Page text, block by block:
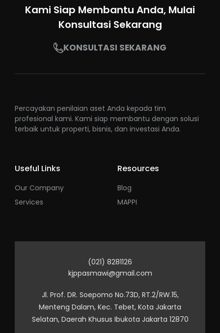
Kami Siap Membantu Anda, Mulai
Konsultasi Sekarang
KONSULTASI SEKARANG
Percayakan penilaian aset Anda kepada tim
profesional kami. Kami siap membantu dengan solusi
terbaik untuk properti, bisnis, dan investasi Anda.
Useful Links
Our Company
Services
Resources
Blog
MAPPI
(021) 8281126
kjppasmawi@gmail.com
Jl. Prof. DR. Soepomo No.73D, RT.2/RW.15,
Menteng Dalam, Kec. Tebet, Kota Jakarta
Selatan, Daerah Khusus Ibukota Jakarta 12870